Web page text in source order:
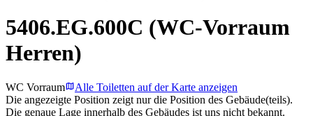
5406.EG.600C (WC-Vorraum
Herren)
WC Vorraum
Alle Toiletten auf der Karte anzeigen
Die angezeigte Position zeigt nur die Position des Gebäude(teils).
Die genaue Lage innerhalb des Gebäudes ist uns nicht bekannt.